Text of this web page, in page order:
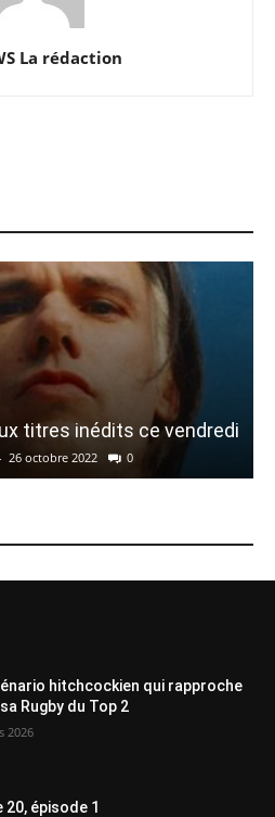
La rédaction
titres inédits ce vendredi
26 octobre 2022 0
hitchcockien qui rapproche
Rugby du Top 2
2026
20, épisode 1